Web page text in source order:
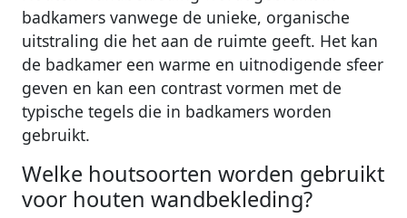
badkamers vanwege de unieke, organische
uitstraling die het aan de ruimte geeft. Het kan
de badkamer een warme en uitnodigende sfeer
geven en kan een contrast vormen met de
typische tegels die in badkamers worden
gebruikt.
Welke houtsoorten worden gebruikt
voor houten wandbekleding?